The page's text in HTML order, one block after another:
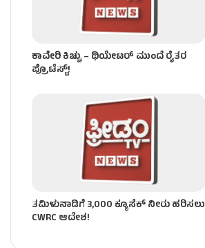
ಕಾವೇರಿ ಕಿಚ್ಚು – ಥಿಯೇಟರ್ ಮುಂದೆ ರೈತರ
ಪ್ರೊಟೆಸ್ಟ್!
ತಮಿಳುನಾಡಿಗೆ 3,000 ಕ್ಯೂಸೆಕ್‌ ನೀರು ಹರಿಸಲು
CWRC ಆದೇಶ!